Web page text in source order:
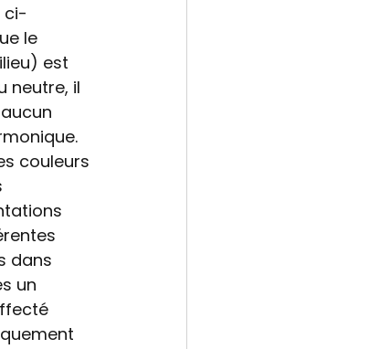
ci-
le
est
neutre, il
couleurs
dans
un